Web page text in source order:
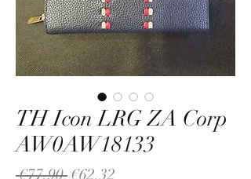
TH Icon LRG ZA Corp
AW0AW18133
€77.90 Regular
€62.32